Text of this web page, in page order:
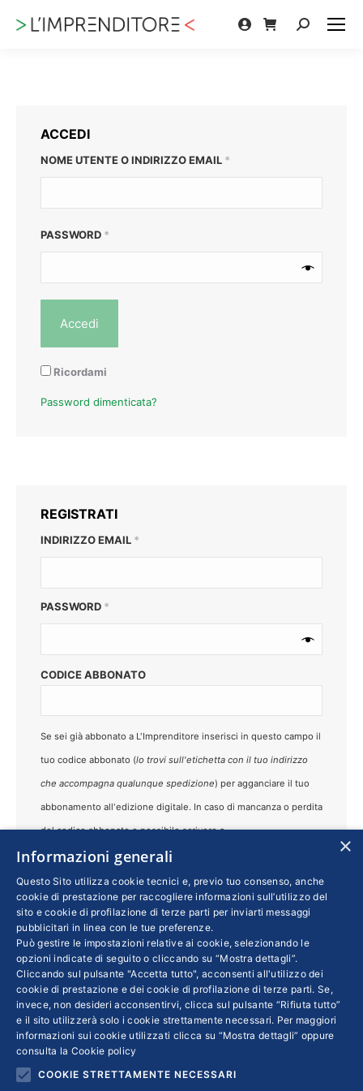
Cerca:
ACCEDI
NOME UTENTE O INDIRIZZO EMAIL *
PASSWORD *
Accedi
Ricordami
Password dimenticata?
REGISTRATI
INDIRIZZO EMAIL *
PASSWORD *
CODICE ABBONATO
Se sei già abbonato a L'Imprenditore inserisci in questo campo il
tuo codice abbonato (lo trovi sull'etichetta con il tuo indirizzo
che accompagna qualunque spedizione) per agganciare il tuo
abbonamento all'edizione digitale. In caso di mancanza o perdita
del codice abbonato e possibile scrivere a
rivista.imprenditore@confindustria.it
DICHIARO DI AVER PRESO VISIONE
DELL’INFORMATIVA PRIVACY
Per noi la tua Privacy è importante, per questo ti
invitiamo a leggere la nostraprivacy policyprima
di procedere con la registrazione.
×
Informazioni generali
Questo Sito utilizza cookie tecnici e, previo tuo consenso, anche
cookie di prestazione per raccogliere informazioni sull’utilizzo del
sito e cookie di profilazione di terze parti per inviarti messaggi
pubblicitari in linea con le tue preferenze.
Può gestire le impostazioni relative ai cookie, selezionando le
opzioni indicate di seguito o cliccando su “Mostra dettagli”.
Cliccando sul pulsante "Accetta tutto", acconsenti all'utilizzo dei
cookie di prestazione e dei cookie di profilazione di terze parti. Se,
invece, non desideri acconsentirvi, clicca sul pulsante “Rifiuta tutto”
e il sito utilizzerà solo i cookie strettamente necessari. Per maggiori
informazioni sui cookie utilizzati clicca su “Mostra dettagli” oppure
consulta la Cookie policy
COOKIE STRETTAMENTE NECESSARI